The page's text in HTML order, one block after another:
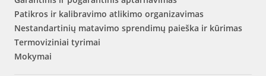
Patikros ir kalibravimo atlikimo organizavimas
Nestandartinių matavimo sprendimų paieška ir kūrimas
Termoviziniai tyrimai
Mokymai